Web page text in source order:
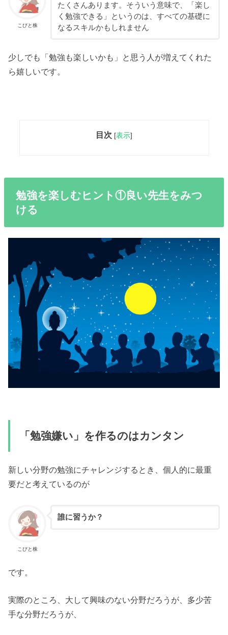
こびと株
たくさんあります。そういう意味で、「楽し
く勉強できる」というのは、すべての基礎に
なるスキルかもしれません
少しでも「勉強も楽しいかも」と思う人が増えてくれた
ら嬉しいです。
目次 [表示]
勉強を楽しむヒント①良い先生をみつ
ける
「勉強嫌い」を作るのはカンタン
新しい分野の勉強にチャレンジするとき、個人的に最重
要だと考えているのが
こびと株
誰に習うか？
です。
実際のところ、大して興味のない分野だろうが、多少苦
手な分野だろうが、